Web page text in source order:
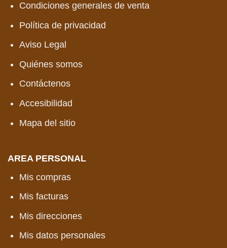
Condiciones generales de venta
Política de privacidad
Aviso Legal
Quiénes somos
Contáctenos
Accesibilidad
Mapa del sitio
AREA PERSONAL
Mis compras
Mis facturas
Mis direcciones
Mis datos personales